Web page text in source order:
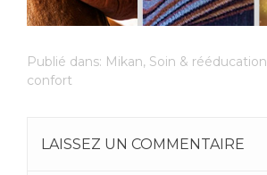
Publié dans: Mikan, Soin & rééducation
confort
LAISSEZ UN COMMENTAIRE